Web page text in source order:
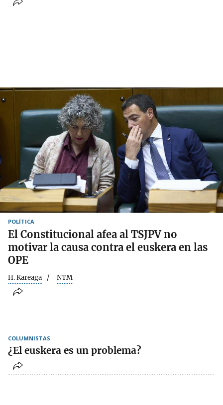
POLÍTICA
El Constitucional afea al TSJPV no
motivar la causa contra el euskera en las
OPE
H. Kareaga NTM
COLUMNISTAS
¿El euskera es un problema?